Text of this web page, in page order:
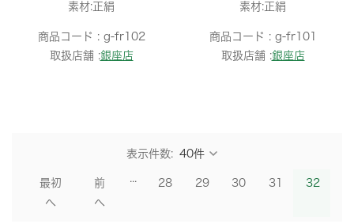
素材:正絹
商品コード : g-fr102
取扱店舗 :銀座店
素材:正絹
商品コード : g-fr101
取扱店舗 :銀座店
表示件数:
最初
へ
前
へ
... 28 29 30 31 32